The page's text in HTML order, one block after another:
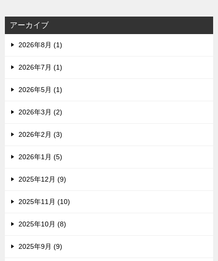
アーカイブ
2026年8月 (1)
2026年7月 (1)
2026年5月 (1)
2026年3月 (2)
2026年2月 (3)
2026年1月 (5)
2025年12月 (9)
2025年11月 (10)
2025年10月 (8)
2025年9月 (9)